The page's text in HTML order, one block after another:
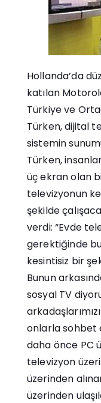
Hollanda’da
katılan
Türkiye ve
Türken, dijital
sistemin
Türken,
üç ekran olan
televizyonun
şekilde
verdi: “Evde
gerektiğinde
kesintisiz bir
Bunun
sosyal TV
onlarla sohbet
daha önce PC
televizyon
üzerinden
üzerinden